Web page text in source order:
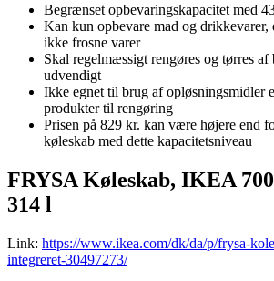
Begrænset opbevaringskapacitet med
Kan kun opbevare mad og drikkevarer,
ikke frosne varer
Skal regelmæssigt rengøres og tørres
udvendigt
Ikke egnet til brug af opløsningsmidler
produkter til rengøring
Prisen på 829 kr. kan være højere end
køleskab med dette kapacitetsniveau
FRYSA Køleskab, IKEA
314 l
Link: https://www.ikea.com/dk/da/p/frysa-
integreret-30497273/